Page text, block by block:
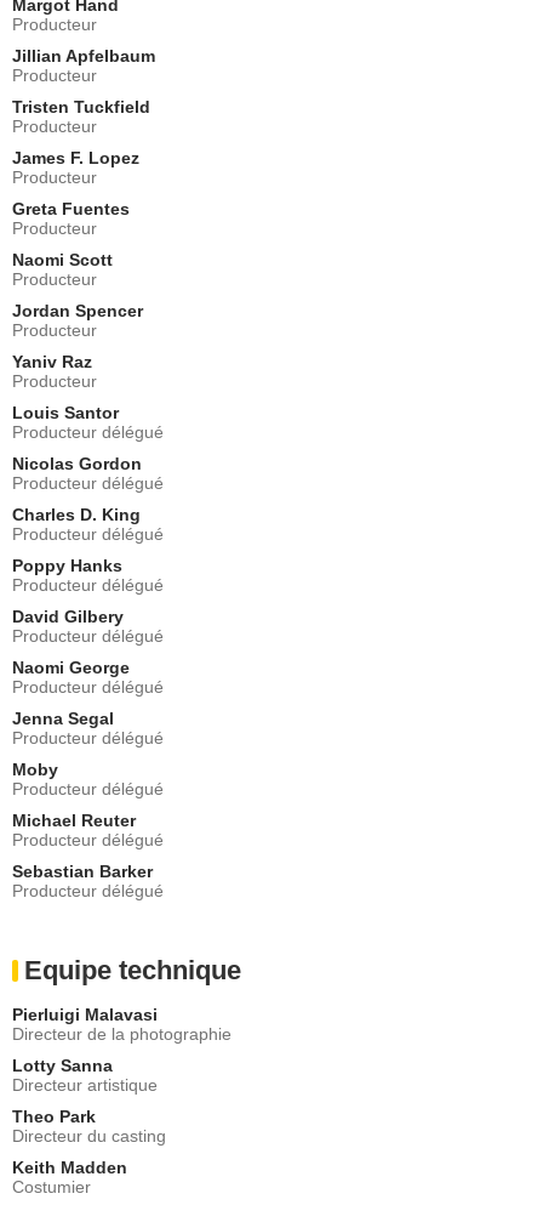
Margot Hand
Producteur
Jillian Apfelbaum
Producteur
Tristen Tuckfield
Producteur
James F. Lopez
Producteur
Greta Fuentes
Producteur
Naomi Scott
Producteur
Jordan Spencer
Producteur
Yaniv Raz
Producteur
Louis Santor
Producteur délégué
Nicolas Gordon
Producteur délégué
Charles D. King
Producteur délégué
Poppy Hanks
Producteur délégué
David Gilbery
Producteur délégué
Naomi George
Producteur délégué
Jenna Segal
Producteur délégué
Moby
Producteur délégué
Michael Reuter
Producteur délégué
Sebastian Barker
Producteur délégué
Equipe technique
Pierluigi Malavasi
Directeur de la photographie
Lotty Sanna
Directeur artistique
Theo Park
Directeur du casting
Keith Madden
Costumier